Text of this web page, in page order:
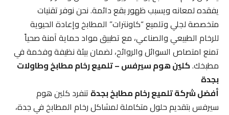
يفقده لمعانه ويسبب ظهور بقع دائمة. نحن نوفر تقنيات
متخصصة لجلي وتلميع “كاونترات” المطابخ وإعادة الحيوية
للرخام الطبيعي والصناعي، مع تطبيق مواد حماية آمنة صحياً
تمنع امتصاص السوائل والروائح، لضمان بيئة نظيفة وفخمة في
مطبخك.كلين هوم سيرفس – تلميع رخام مطابخ وطاولات
بجدة
أفضل شركة تلميع رخام مطابخ بجدةتنفرد كلين هوم
سيرفس بتقديم حلول متكاملة لمشاكل رخام المطابخ في جدة،